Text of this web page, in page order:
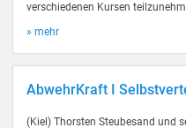
verschiedenen Kursen
» mehr
AbwehrKraft I
(Kiel) Thorsten Steubesand und